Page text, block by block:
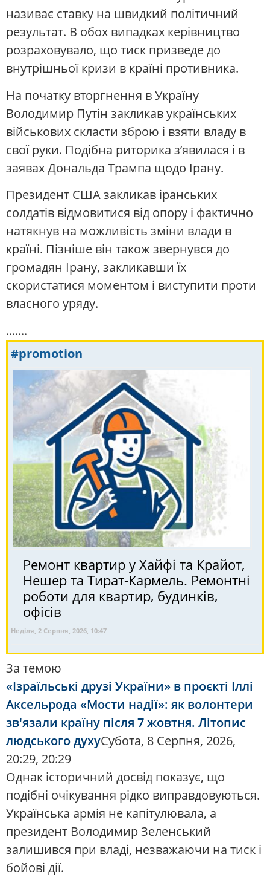
називає ставку на швидкий політичний
результат. В обох випадках керівництво
розраховувало, що тиск призведе до
внутрішньої кризи в країні противника.
На початку вторгнення в Україну
Володимир Путін закликав українських
військових скласти зброю і взяти владу в
свої руки. Подібна риторика з’явилася і в
заявах Дональда Трампа щодо Ірану.
Президент США закликав іранських
солдатів відмовитися від опору і фактично
натякнув на можливість зміни влади в
країні. Пізніше він також звернувся до
громадян Ірану, закликавши їх
скористатися моментом і виступити проти
власного уряду.
.......
#promotion
Ремонт квартир у Хайфі та Крайот,
Нешер та Тират-Кармель. Ремонтні
роботи для квартир, будинків,
офісів
Неділя, 2 Серпня, 2026, 10:47
За темою
«Ізраїльські друзі України» в проєкті Іллі
Аксельрода «Мости надії»: як волонтери
зв'язали країну після 7 жовтня. Літопис
людського духуСубота, 8 Серпня, 2026,
20:29, 20:29
Однак історичний досвід показує, що
подібні очікування рідко виправдовуються.
Українська армія не капітулювала, а
президент Володимир Зеленський
залишився при владі, незважаючи на тиск і
бойові дії.